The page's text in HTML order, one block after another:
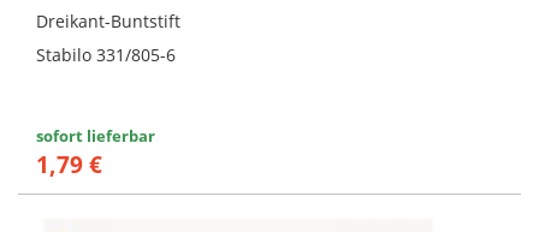
Dreikant-Buntstift
Stabilo 331/805-6
sofort lieferbar
1,79 €